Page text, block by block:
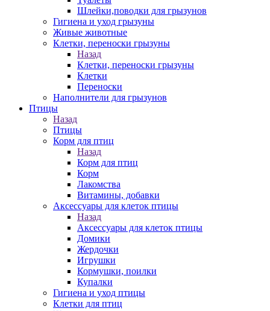
Шлейки,поводки для грызунов
Гигиена и уход грызуны
Живые животные
Клетки, переноски грызуны
Назад
Клетки, переноски грызуны
Клетки
Переноски
Наполнители для грызунов
Птицы
Назад
Птицы
Корм для птиц
Назад
Корм для птиц
Корм
Лакомства
Витамины, добавки
Аксессуары для клеток птицы
Назад
Аксессуары для клеток птицы
Домики
Жердочки
Игрушки
Кормушки, поилки
Купалки
Гигиена и уход птицы
Клетки для птиц